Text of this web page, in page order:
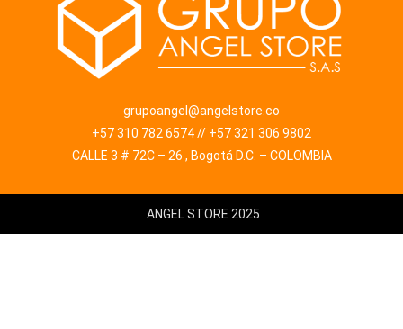
grupoangel@angelstore.co
+57 310 782 6574 // +57 321 306 9802
CALLE 3 # 72C – 26 , Bogotá D.C. – COLOMBIA
ANGEL STORE 2025